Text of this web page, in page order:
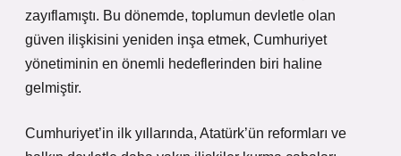
zayıflamıştı. Bu dönemde, toplumun devletle olan
güven ilişkisini yeniden inşa etmek, Cumhuriyet
yönetiminin en önemli hedeflerinden biri haline
gelmiştir.
Cumhuriyet’in ilk yıllarında, Atatürk’ün reformları ve